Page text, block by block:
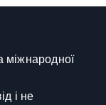
міжнародної
і не